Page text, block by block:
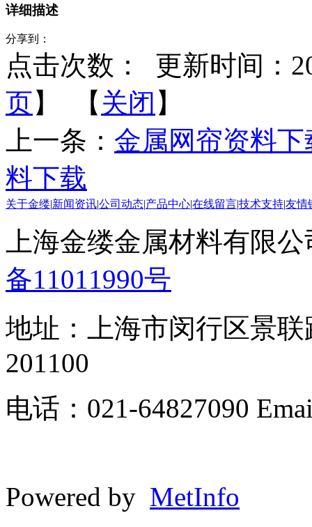
详细描述
分享到：
点击次数：
更新时间：
页】 【 关闭 】
上一条： 金属网帘资料下
料下载
关于金缕 新闻资讯公司动态 产品中心在线留言技术支持友情
上海金缕金属材料有限
备11011990号
地址：上海市闵行区景
201100
电话：021-64827090
Powered by MetInfo